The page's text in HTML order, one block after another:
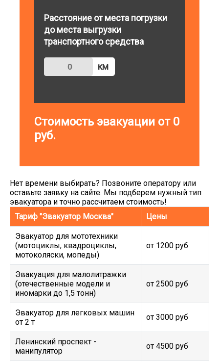
Расстояние от места погрузки
до места выгрузки
транспортного средства
км
Стоимость эвакуации от 0
руб.
Нет времени выбирать? Позвоните оператору или
оставьте заявку на сайте. Мы подберем нужный тип
эвакуатора и точно рассчитаем стоимость!
Тариф "Эвакуатор Москва"
Цены
Эвакуатор для мототехники
(мотоциклы, квадроциклы,
мотоколяски, мопеды)
от 1200 руб
Эвакуация для малолитражки
(отечественные модели и
иномарки до 1,5 тонн)
от 2500 руб
Эвакуатор для легковых машин
от 2 т
от 3000 руб
Ленинский проспект -
манипулятор
от 4500 руб